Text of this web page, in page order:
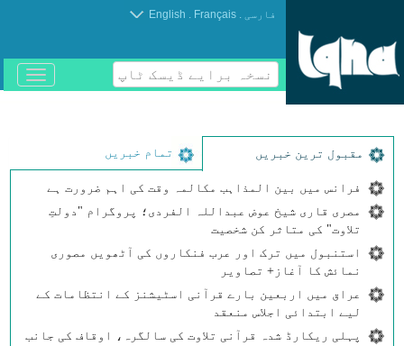
فارسی .
Français
.
English
نسخہ برایے ڈیسک ٹاپ
باز
و
مقبول ترین خبریں تمام خبریں
فرانس میں بین المذاہب مکالمہ وقت کی اہم ضرورت ہے
مصری قاری شیخ عوض عبداللہ الفردی؛ پروگرام "دولتِ
تلاوت" کی متاثر کن شخصیت
استنبول میں ترک اور عرب فنکاروں کی آٹھویں مصوری
نمائش کا آغاز+ تصاویر
عراق میں اربعین بارے قرآنی اسٹیشنز کے انتظامات کے
لیے ابتدائی اجلاس منعقد
پہلی ریکارڈ شدہ قرآنی تلاوت کی سالگرہ، اوقاف کی جانب